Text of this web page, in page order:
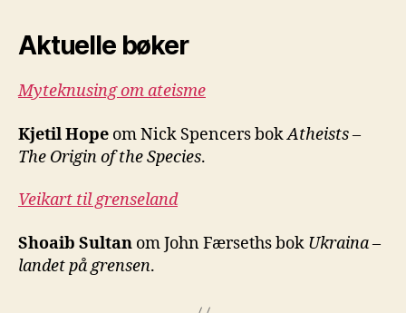
Aktuelle bøker
Myteknusing om ateisme
Kjetil Hope om Nick Spencers bokAtheists –
The Origin of the Species.
Veikart til grenseland
Shoaib Sultan om John Færseths bok Ukraina –
landet på grensen.